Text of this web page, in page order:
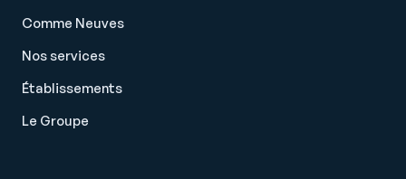
Comme Neuves
Nos services
Établissements
Le Groupe